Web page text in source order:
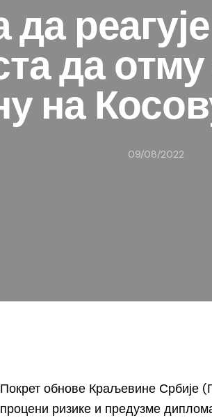
да
на
09/08/2022
Покрет обнове Краљевине Србије
процени ризике и предузме